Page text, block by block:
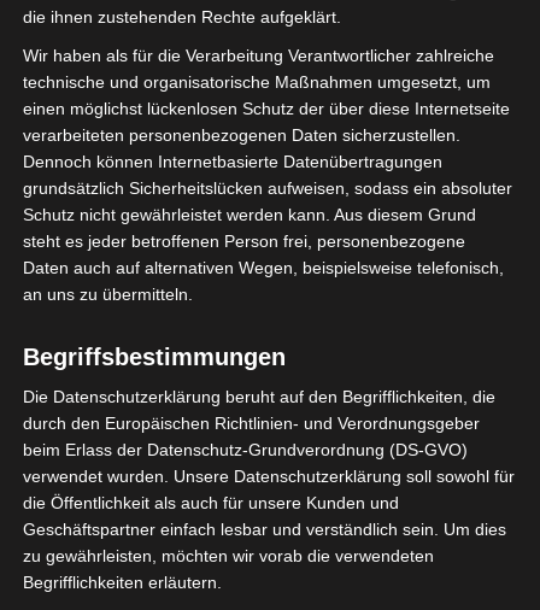
Ausgesucht haben wir uns
diese rustikalen
Einladungskarten „Lovely
Tree“.
Die Karten passen perfekt
zu unserem Scheunenfest
im September.
die ihnen zustehenden Rechte aufgeklärt.
Wir haben als für die Verarbeitung Verantwortlicher zahlreiche
technische und organisatorische Maßnahmen umgesetzt, um
einen möglichst lückenlosen Schutz der über diese Internetseite
verarbeiteten personenbezogenen Daten sicherzustellen.
Dennoch können Internetbasierte Datenübertragungen
grundsätzlich Sicherheitslücken aufweisen, sodass ein absoluter
Schutz nicht gewährleistet werden kann. Aus diesem Grund
steht es jeder betroffenen Person frei, personenbezogene
Daten auch auf alternativen Wegen, beispielsweise telefonisch,
an uns zu übermitteln.
Begriffsbestimmungen
Die Datenschutzerklärung beruht auf den Begrifflichkeiten, die
durch den Europäischen Richtlinien- und Verordnungsgeber
beim Erlass der Datenschutz-Grundverordnung (DS-GVO)
verwendet wurden. Unsere Datenschutzerklärung soll sowohl für
die Öffentlichkeit als auch für unsere Kunden und
Geschäftspartner einfach lesbar und verständlich sein. Um dies
zu gewährleisten, möchten wir vorab die verwendeten
Begrifflichkeiten erläutern.